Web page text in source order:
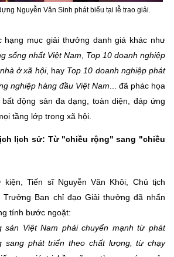
Nguyễn Văn Sinh phát biểu tại lễ trao giải.
mục giải thưởng danh giá khác như
sống nhất Việt Nam
Top 10 doanh nghiệp
ở xã hội, hay Top 10 doanh nghiệp phát
nghiệp hàng đầu Việt Nam ... đã phác họa
động sản đa dạng, toàn diện, đáp ứng
tầng lớp trong xã hội.
lịch sử: Từ "chiều rộng" sang "chiều
Tiến sĩ Nguyễn Văn Khôi, Chủ tịch
Trưởng Ban chỉ đạo Giải thưởng đã nhấn
tính bước ngoặt:
sản Việt Nam phải chuyển mạnh từ phát
sang phát triển theo chất lượng, từ chạy